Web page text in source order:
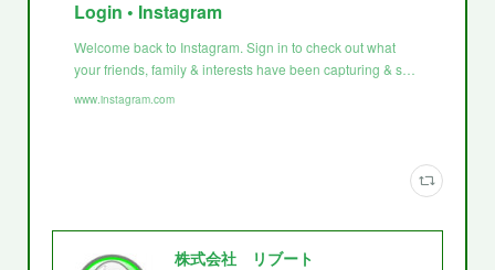
Login • Instagram
Welcome back to Instagram. Sign in to check out what
your friends, family & interests have been capturing & s…
www.instagram.com
株式会社 リブート